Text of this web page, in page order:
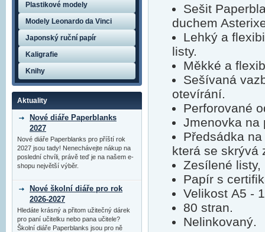
Sešit
duchem
Lehký a
listy.
Měkké a
Sešívaná
otevírání.
Perforované
Jmenovka na
Předsádka
která se skrývá
Zesílené
Papír s
Velikost A5 -
80 stran.
Nelinkovaný.
Plastikové modely
Modely Leonardo da Vinci
Japonský ruční papír
Kaligrafie
Knihy
Aktuality
Nové diáře Paperblanks
2027
Nové diáře Paperblanks pro příští rok
2027 jsou tady! Nenechávejte nákup na
poslední chvíli, právě teď je na našem e-
shopu největší výběr.
Nové školní diáře pro rok
2026-2027
Hledáte krásný a přitom užitečný dárek
pro paní učitelku nebo pana učitele?
Školní diáře Paperblanks jsou pro ně